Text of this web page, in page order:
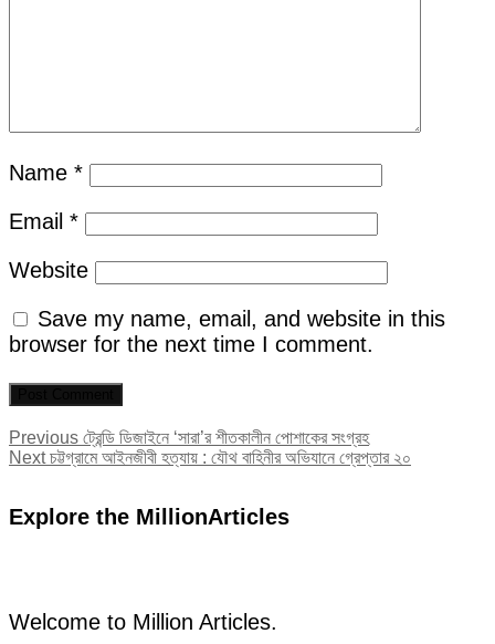
Name *
Email *
Website
Save my name, email, and website in this
browser for the next time I comment.
Post
navigation
Previous Previous
post:
ট্রেন্ডি ডিজাইনে ‘সারা’র শীতকালীন পোশাকের সংগ্রহ
Next Next
চট্টগ্রামে আইনজীবী হত্যায় : যৌথ বাহিনীর অভিযানে গ্রেপ্তার ২০
Explore the MillionArticles
Welcome to Million Articles.